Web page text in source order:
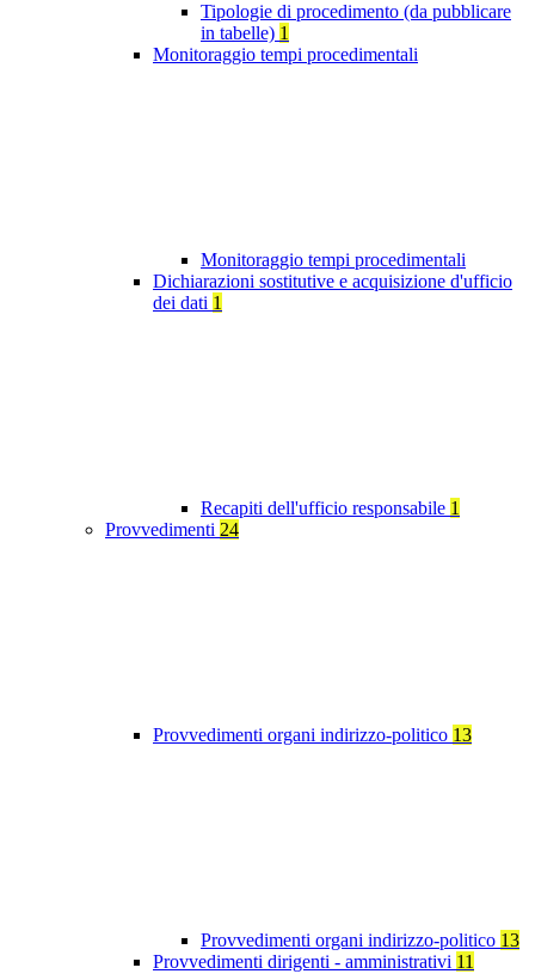
Tipologie di procedimento (da pubblicare
in tabelle) 1
Monitoraggio tempi procedimentali
Monitoraggio tempi procedimentali
Dichiarazioni sostitutive e acquisizione d'ufficio
dei dati 1
Recapiti dell'ufficio responsabile 1
Provvedimenti 24
Provvedimenti organi indirizzo-politico 13
Provvedimenti organi indirizzo-politico 13
Provvedimenti dirigenti - amministrativi 11